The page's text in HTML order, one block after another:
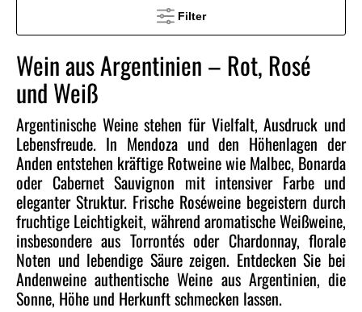
Filter
Wein aus Argentinien – Rot, Rosé
und Weiß
Argentinische Weine stehen für Vielfalt, Ausdruck und
Lebensfreude. In Mendoza und den Höhenlagen der
Anden entstehen kräftige Rotweinewie Malbec, Bonarda
oder Cabernet Sauvignon mit intensiver Farbe und
eleganter Struktur. Frische Roséweine begeistern durch
fruchtige Leichtigkeit, während aromatischeWeißweine,
insbesondere aus Torrontés oder Chardonnay, florale
Noten und lebendige Säure zeigen. Entdecken Sie bei
Andenweine authentische Weine aus Argentinien, die
Sonne, Höhe und Herkunft schmecken lassen.